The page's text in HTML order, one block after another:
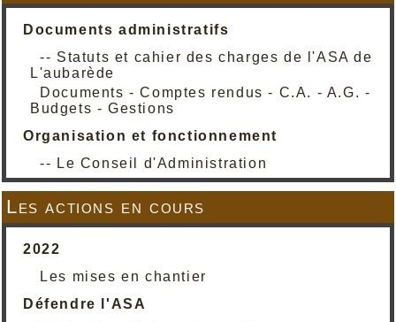
Documents administratifs
-- Statuts et cahier des charges de l'ASA de
L'aubarède
Documents - Comptes rendus - C.A. - A.G. -
Budgets - Gestions
Organisation et fonctionnement
-- Le Conseil d'Administration
Les actions en cours
2022
Les mises en chantier
Défendre l'ASA